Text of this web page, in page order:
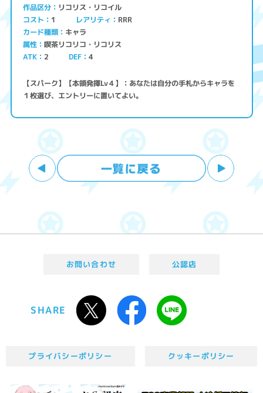
作品区分 リコリス・リコイル
コスト 1 レアリティ RRR
カード種類 キャラ
属性 喫茶リコリコ・リコリス
ATK 2 DEF 4
【スパーク】【本領発揮Lv４】：あなたは自分の手札からキャラを
１枚選び、エントリーに置いてよい。
お問い合わせ 公認店
SHARE
プライバシーポリシー クッキーポリシー